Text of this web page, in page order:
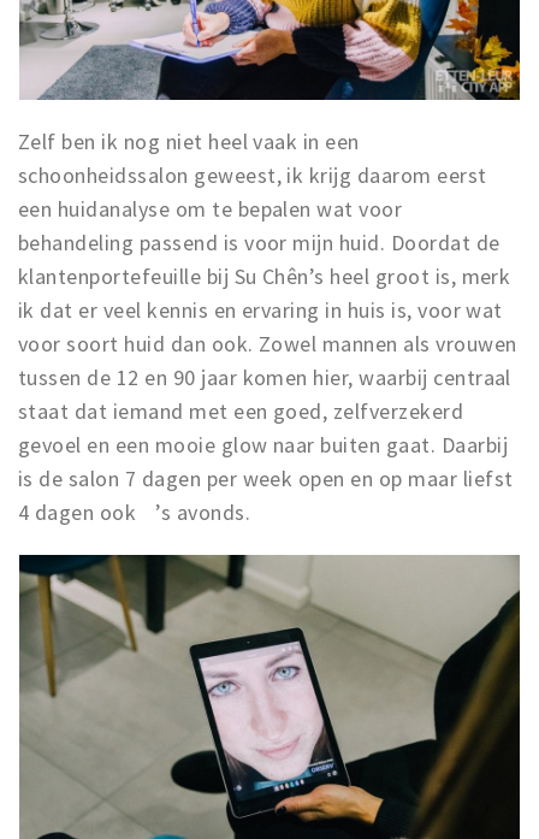
Zelf ben ik nog niet heel vaak in een
schoonheidssalon geweest, ik krijg daarom eerst
een huidanalyse om te bepalen wat voor
behandeling passend is voor mijn huid. Doordat de
klantenportefeuille bij Su Chên’s heel groot is, merk
ik dat er veel kennis en ervaring in huis is, voor wat
voor soort huid dan ook. Zowel mannen als vrouwen
tussen de 12 en 90 jaar komen hier, waarbij centraal
staat dat iemand met een goed, zelfverzekerd
gevoel en een mooie glow naar buiten gaat. Daarbij
is de salon 7 dagen per week open en op maar liefst
4 dagen ook ’s avonds.